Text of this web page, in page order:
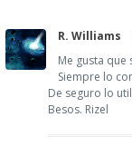
R. Williams
Me gusta que
Siempre lo
De seguro lo
Besos. Rizel